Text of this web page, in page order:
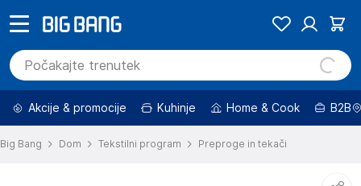
Akcije & promocije Kuhinje Home & Cook B2B
Big Bang Dom Tekstilni program Preproge in tekači